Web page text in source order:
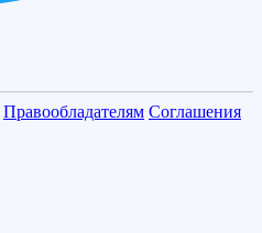
Правообладателям Соглашения